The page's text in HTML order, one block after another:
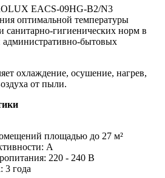
EACS-09HG-B2/N3
оптимальной температуры
санитарно-гигиенических норм в
бытовых
охлаждение, осушение, нагрев,
от пыли.
площадью до 27 м²
A
220 - 240 В
3 года